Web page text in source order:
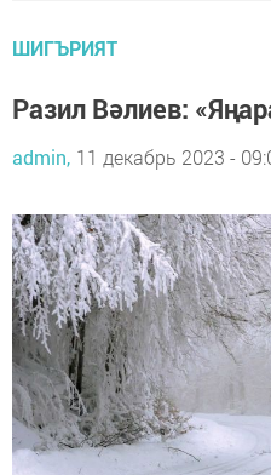
ШИГЪРИЯТ
Разил Вәлиев:
admin, 11 декабрь 2023 -